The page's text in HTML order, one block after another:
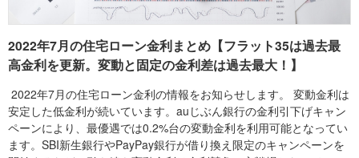
2022年7月の住宅ローン金利まとめ【フラット35は過去最
高金利を更新。変動と固定の金利差は過去最大！】
2022年7月の住宅ローン金利の情報をお知らせします。 変動金利は
安定した低金利が続いています。auじぶん銀行の金利引下げキャン
ペーンにより、最優遇では0.2%台の変動金利を利用可能となってい
ます。SBI新生銀行やPayPay銀行が借り換え限定のキャンペーンを